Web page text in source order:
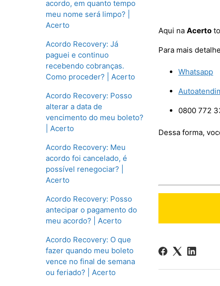
acordo, em quanto tempo
meu nome será limpo? |
Acerto
Acordo Recovery: Já
paguei e continuo
recebendo cobranças.
Como proceder? | Acerto
Acordo Recovery: Posso
alterar a data de
vencimento do meu boleto?
| Acerto
Acordo Recovery: Meu
acordo foi cancelado, é
possível renegociar? |
Acerto
Acordo Recovery: Posso
antecipar o pagamento do
meu acordo? | Acerto
Acordo Recovery: O que
fazer quando meu boleto
vence no final de semana
ou feriado? | Acerto
Aqui naAcerto
Para mais
Whatsapp
0800 772
Dessa forma,